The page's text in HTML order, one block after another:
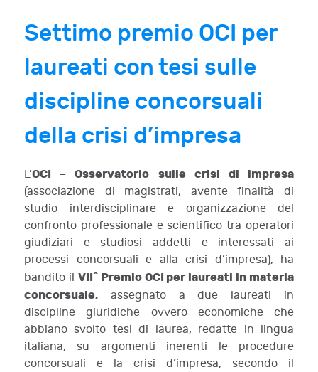
Settimo premio OCI per
laureati con tesi sulle
discipline concorsuali
della crisi d’impresa
L’OCI – Osservatorio sulle crisi di impresa
(associazione di magistrati, avente finalità di
studio interdisciplinare e organizzazione del
confronto professionale e scientifico tra operatori
giudiziari e studiosi addetti e interessati ai
processi concorsuali e alla crisi d’impresa), ha
bandito il VII^ Premio OCI per laureati in materia
concorsuale, assegnato a due laureati in
discipline giuridiche ovvero economiche che
abbiano svolto tesi di laurea, redatte in lingua
italiana, su argomenti inerenti le procedure
concorsuali e la crisi d’impresa, secondo il